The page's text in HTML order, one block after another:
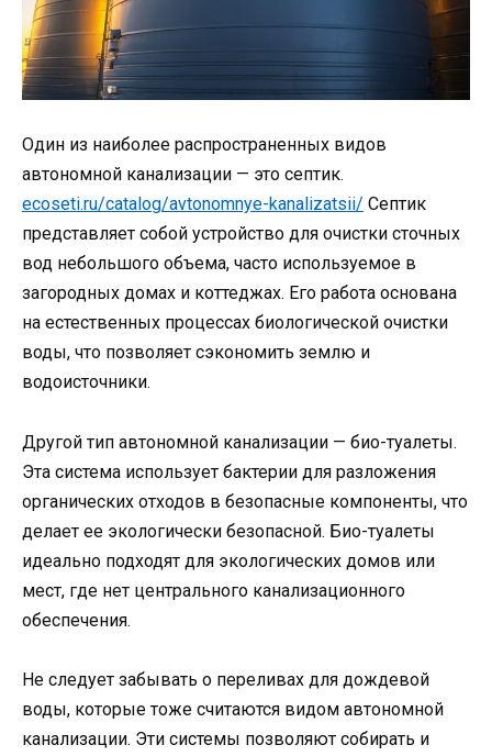
Один из наиболее распространенных видов
автономной канализации — это септик.
ecoseti.ru/catalog/avtonomnye-kanalizatsii/ Септик
представляет собой устройство для очистки сточных
вод небольшого объема, часто используемое в
загородных домах и коттеджах. Его работа основана
на естественных процессах биологической очистки
воды, что позволяет сэкономить землю и
водоисточники.
Другой тип автономной канализации — био-туалеты.
Эта система использует бактерии для разложения
органических отходов в безопасные компоненты, что
делает ее экологически безопасной. Био-туалеты
идеально подходят для экологических домов или
мест, где нет центрального канализационного
обеспечения.
Не следует забывать о переливах для дождевой
воды, которые тоже считаются видом автономной
канализации. Эти системы позволяют собирать и